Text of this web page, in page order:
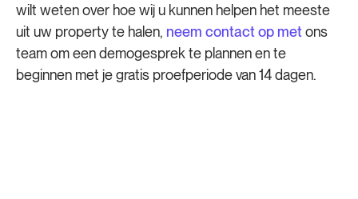
wilt weten over hoe wij u kunnen helpen het meeste
uit uw property te halen, neem contact op metons
team om een demogesprek te plannen en te
beginnen met je gratis proefperiode van 14 dagen.